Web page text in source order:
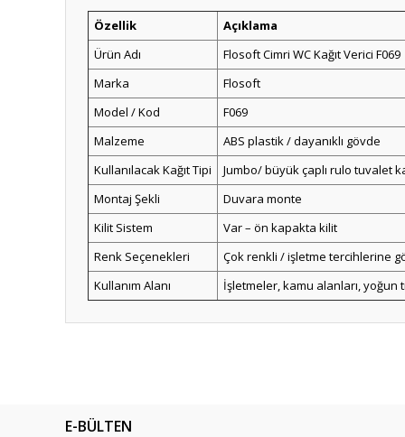
Özellik
Açıklama
Ürün Adı
Flosoft Cimri WC Kağıt Verici F069
Marka
Flosoft
Model / Kod
F069
Malzeme
ABS plastik / dayanıklı gövde
Kullanılacak Kağıt Tipi
Jumbo/ büyük çaplı rulo tuvalet
Montaj Şekli
Duvara monte
Kilit Sistem
Var – ön kapakta kilit
Renk Seçenekleri
Çok renkli / işletme tercihlerine
Kullanım Alanı
İşletmeler, kamu alanları,
E-BÜLTEN